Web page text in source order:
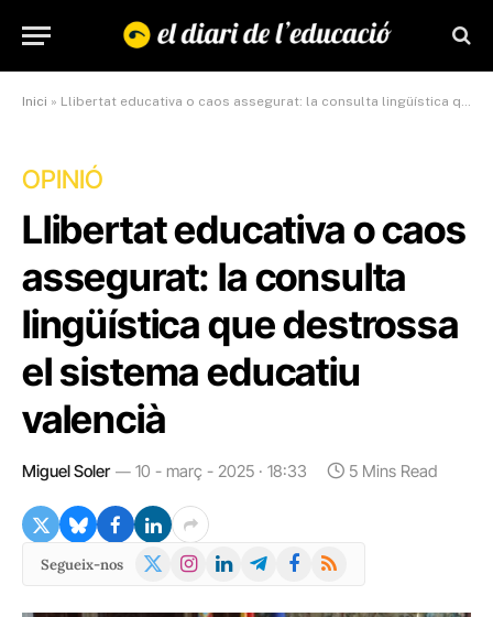
Inici » Llibertat educativa o caos assegurat: la consulta lingüística que destrossa el sistema educatiu valencià
OPINIÓ
Llibertat educativa o caos
assegurat: la consulta
lingüística que destrossa
el sistema educatiu
valencià
Miguel Soler 10 - març - 2025 · 18:33 5 Mins Read
Segueix-nos
X
Instagram
LinkedInTelegramFacebook
RSS